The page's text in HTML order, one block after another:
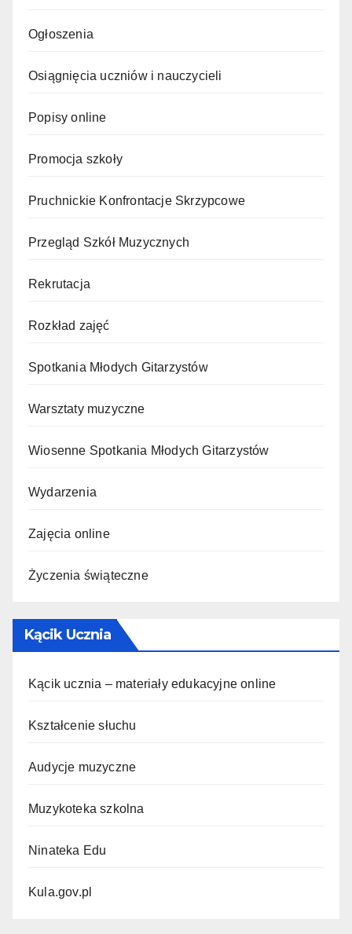
Ogłoszenia
Osiągnięcia uczniów i nauczycieli
Popisy online
Promocja szkoły
Pruchnickie Konfrontacje Skrzypcowe
Przegląd Szkół Muzycznych
Rekrutacja
Rozkład zajęć
Spotkania Młodych Gitarzystów
Warsztaty muzyczne
Wiosenne Spotkania Młodych Gitarzystów
Wydarzenia
Zajęcia online
Życzenia świąteczne
Kącik Ucznia
Kącik ucznia – materiały edukacyjne online
Kształcenie słuchu
Audycje muzyczne
Muzykoteka szkolna
Ninateka Edu
Kula.gov.pl